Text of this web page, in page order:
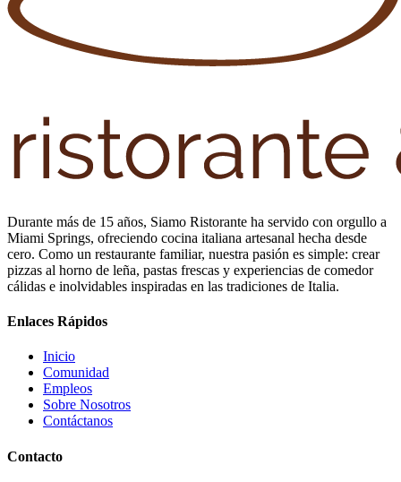
Durante más de 15 años, Siamo Ristorante ha servido con orgullo a
Miami Springs, ofreciendo cocina italiana artesanal hecha desde
cero. Como un restaurante familiar, nuestra pasión es simple: crear
pizzas al horno de leña, pastas frescas y experiencias de comedor
cálidas e inolvidables inspiradas en las tradiciones de Italia.
Enlaces Rápidos
Inicio
Comunidad
Empleos
Sobre Nosotros
Contáctanos
Contacto